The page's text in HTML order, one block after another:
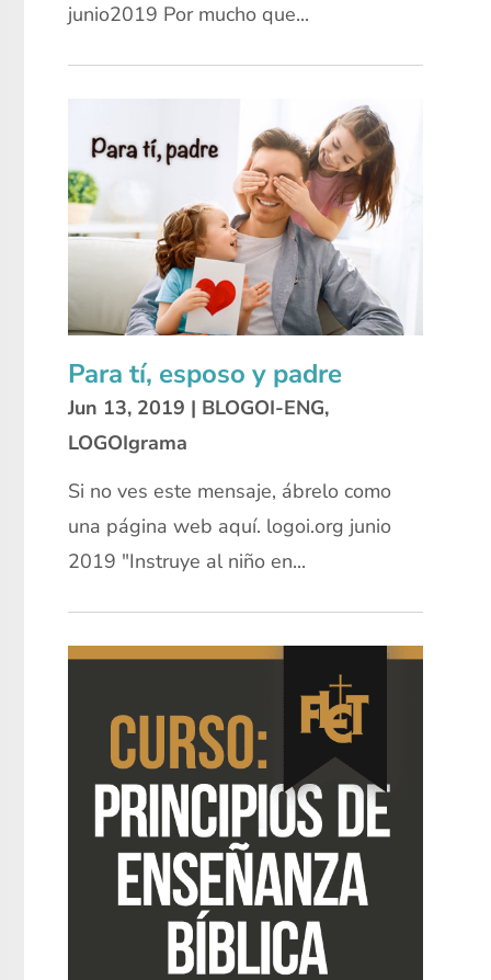
junio2019 Por mucho que...
Para tí, esposo y padre
Jun 13, 2019 | BLOGOI-ENG,
LOGOIgrama
Si no ves este mensaje, ábrelo como
una página web aquí. logoi.org junio
2019 "Instruye al niño en...